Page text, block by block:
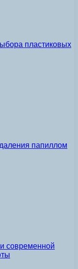
пластиковых
папиллом
современной